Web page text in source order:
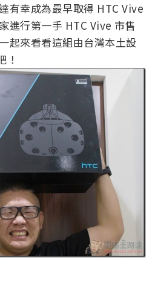
有幸成為最早取得 HTC Vive
進行第一手 HTC Vive 市售
起來看看這組由台灣本土設
！